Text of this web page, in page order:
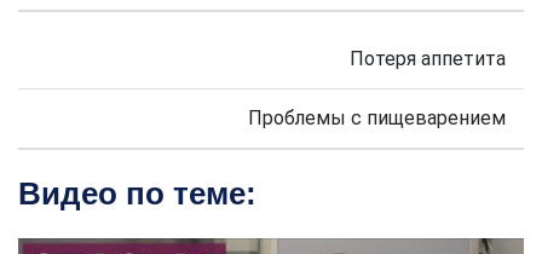
Потеря аппетита
Проблемы с пищеварением
Видео по теме: